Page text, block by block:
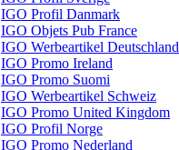
IGO Profil Danmark
IGO Objets Pub France
IGO Werbeartikel Deutschland
IGO Promo Ireland
IGO Promo Suomi
IGO Werbeartikel Schweiz
IGO Promo United Kingdom
IGO Profil Norge
IGO Promo Nederland